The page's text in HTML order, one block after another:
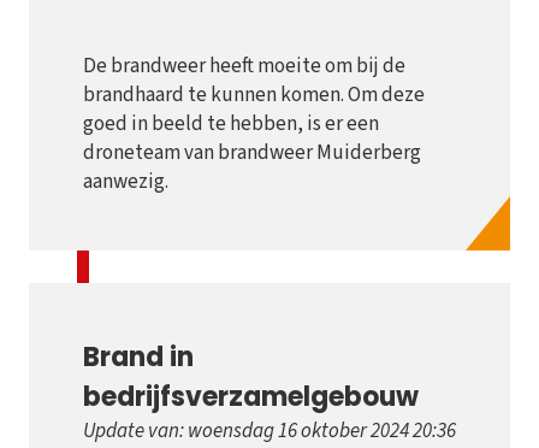
De brandweer heeft moeite om bij de
brandhaard te kunnen komen. Om deze
goed in beeld te hebben, is er een
droneteam van brandweer Muiderberg
aanwezig.
Brand in
bedrijfsverzamelgebouw
Update van: woensdag 16 oktober 2024 20:36